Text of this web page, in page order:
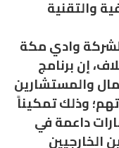
والتقنية
وادي مكة
إن برنامج
والمستشارين
وذلك تمكيناً
داعمة في